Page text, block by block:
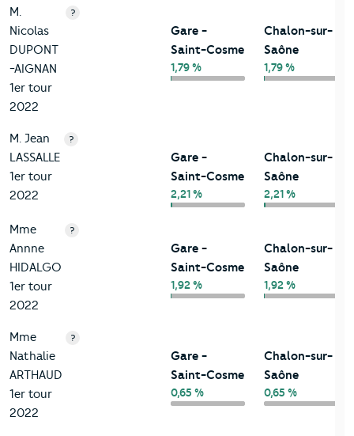
M.
Nicolas
DUPONT
-AIGNAN
1er tour
2022
?
Gare -
Saint-Cosme
1,79 %
Chalon-sur-
Saône
1,79 %
M. Jean
LASSALLE
1er tour
2022
?
Gare -
Saint-Cosme
2,21 %
Chalon-sur-
Saône
2,21 %
Mme
Annne
HIDALGO
1er tour
2022
?
Gare -
Saint-Cosme
1,92 %
Chalon-sur-
Saône
1,92 %
Mme
Nathalie
ARTHAUD
1er tour
2022
?
Gare -
Saint-Cosme
0,65 %
Chalon-sur-
Saône
0,65 %